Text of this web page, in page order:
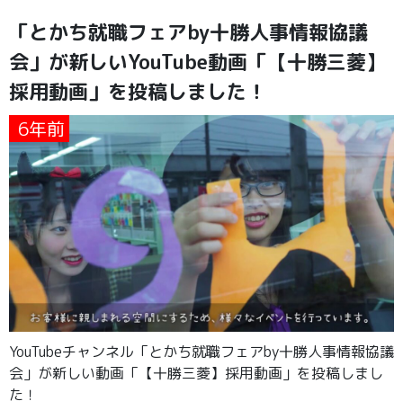
「とかち就職フェアby十勝人事情報協議
会」が新しいYouTube動画「【十勝三菱】
採用動画」を投稿しました！
6年前
YouTubeチャンネル「とかち就職フェアby十勝人事情報協議
会」が新しい動画「【十勝三菱】採用動画」を投稿しまし
た！